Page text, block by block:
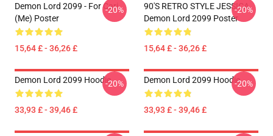
Demon Lord 2099 - For Cari
(me) Poster
15,64 £ - 36,26 £
-20%
90'S RETRO STYLE JESSICA
Demon Lord 2099 Poster
15,64 £ - 36,26 £
-20%
Demon Lord 2099 Hoodie
33,93 £ - 39,46 £
-20% Demon Lord 2099 Hoodie
33,93 £ - 39,46 £
-20%